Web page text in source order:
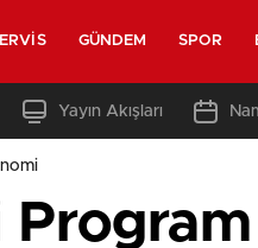
GÜNDEM SPOR
Yayın Akışları